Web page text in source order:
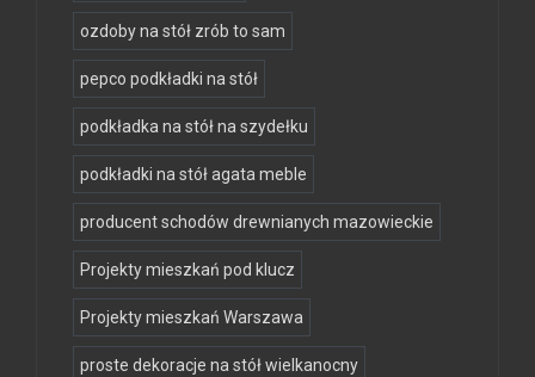
ozdoby na stół zrób to sam
pepco podkładki na stół
podkładka na stół na szydełku
podkładki na stół agata meble
producent schodów drewnianych mazowieckie
Projekty mieszkań pod klucz
Projekty mieszkań Warszawa
proste dekoracje na stół wielkanocny